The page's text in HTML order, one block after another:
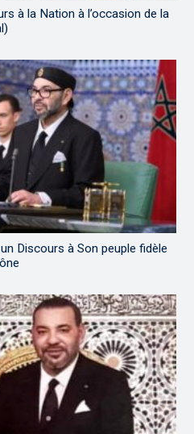
à la Nation à l’occasion de la
Discours à Son peuple fidèle